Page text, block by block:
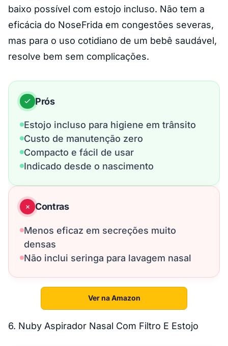
baixo possível com estojo incluso. Não tem a
eficácia do NoseFrida em congestões severas,
mas para o uso cotidiano de um bebê saudável,
resolve bem sem complicações.
Prós
Estojo incluso para higiene em trânsito
Custo de manutenção zero
Compacto e fácil de usar
Indicado desde o nascimento
Contras
Menos eficaz em secreções muito
densas
Não inclui seringa para lavagem nasal
Ver na Amazon
6. Nuby Aspirador Nasal Com Filtro E Estojo